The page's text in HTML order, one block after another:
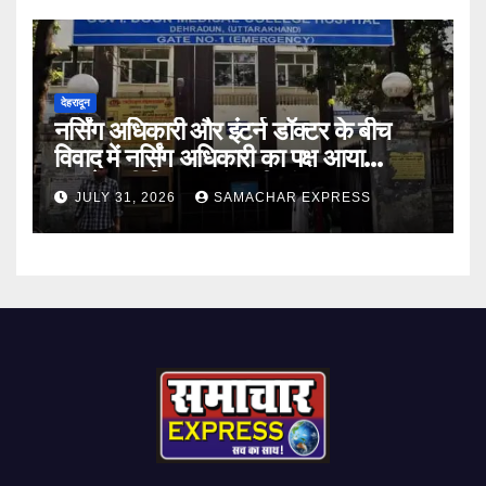
देहरादून
नर्सिंग अधिकारी और इंटर्न डॉक्टर के बीच
विवाद में नर्सिंग अधिकारी का पक्ष आया
सामने,करी निष्पक्ष जांच की मांग
JULY 31, 2026 SAMACHAR EXPRESS